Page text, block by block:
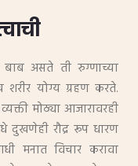
बाब असते ती रुग्णाच्या
योग्य ग्रहण करते.
मोठ्या आजारावरही
दुखणेही रौद्र रूप धारण
मनात विचार करावा